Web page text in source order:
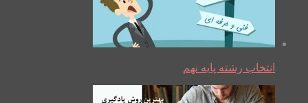
انتخاب رشته پایه نهم